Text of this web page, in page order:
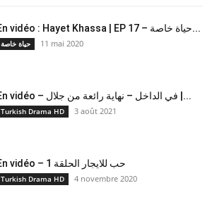
En vidéo : Hayet Khassa | EP 17 – حياة خاصة...
حياة خاصة 11 mai 2020
En vidéo – في الداخل – نهاية رائعة من جلال |...
Turkish Drama HD 3 août 2021
En vidéo – حب للايجار الحلقة 1
Turkish Drama HD 4 novembre 2020